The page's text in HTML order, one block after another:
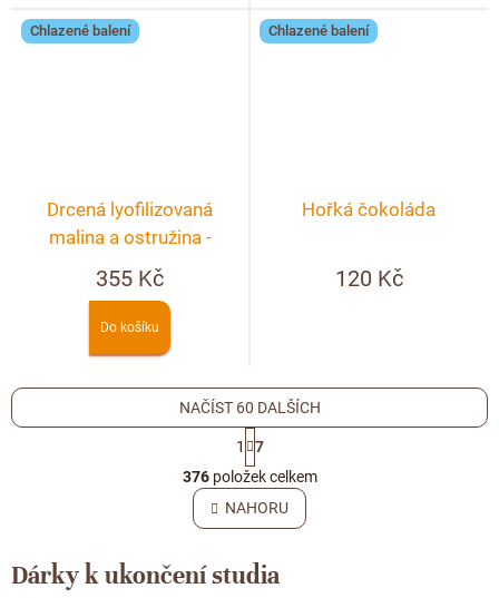
Chlazené balení
Drcená lyofilizovaná
malina a ostružina -
lámaná čokoláda hořká
250g
355 Kč
Do košíku
Chlazené balení
Hořká čokoláda
120 Kč
O
v
l
á
a
NAČÍST 60 DALŠÍCH
S
t
r
á
n
k
v
á
1
7
376položek celkem
NAHORU
Dárky k ukončení studia